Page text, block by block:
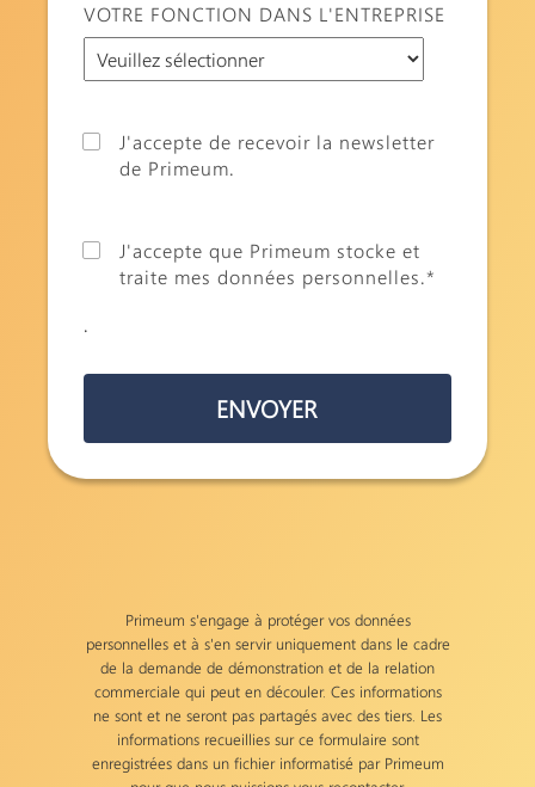
VOTRE FONCTION DANS L'ENTREPRISE
J'accepte de recevoir la newsletter
de Primeum.
J'accepte que Primeum stocke et
traite mes données personnelles.*
.
Primeum s'engage à protéger vos données
personnelles et à s'en servir uniquement dans le cadre
de la demande de démonstration et de la relation
commerciale qui peut en découler. Ces informations
ne sont et ne seront pas partagés avec des tiers. Les
informations recueillies sur ce formulaire sont
enregistrées dans un fichier informatisé par Primeum